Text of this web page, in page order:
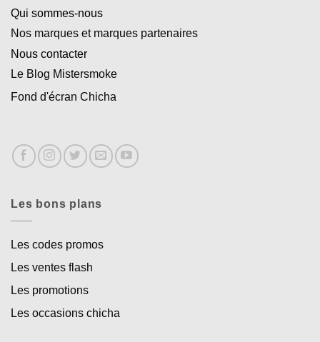
Qui sommes-nous
Nos marques et marques partenaires
Nous contacter
Le Blog Mistersmoke
Fond d'écran Chicha
Les bons plans
Les codes promos
Les ventes flash
Les promotions
Les occasions chicha